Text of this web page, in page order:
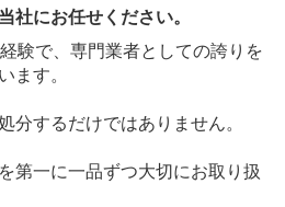
社にお任せください。
験で、専門業者としての誇りを
ます。
分するだけではありません。
第一に一品ずつ大切にお取り扱